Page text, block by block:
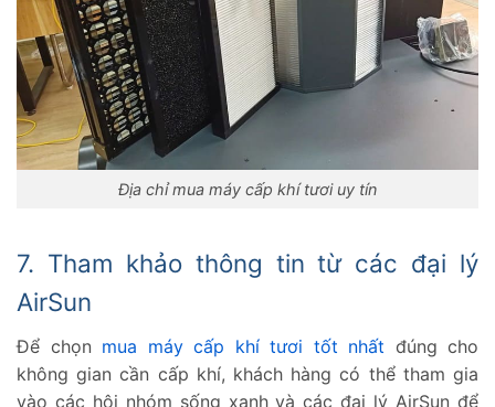
Địa chỉ mua máy cấp khí tươi uy tín
7. Tham khảo thông tin từ các đại lý
AirSun
Để chọn mua máy cấp khí tươi tốt nhất đúng cho
không gian cần cấp khí, khách hàng có thể tham gia
vào các hội nhóm sống xanh và các đại lý AirSun để